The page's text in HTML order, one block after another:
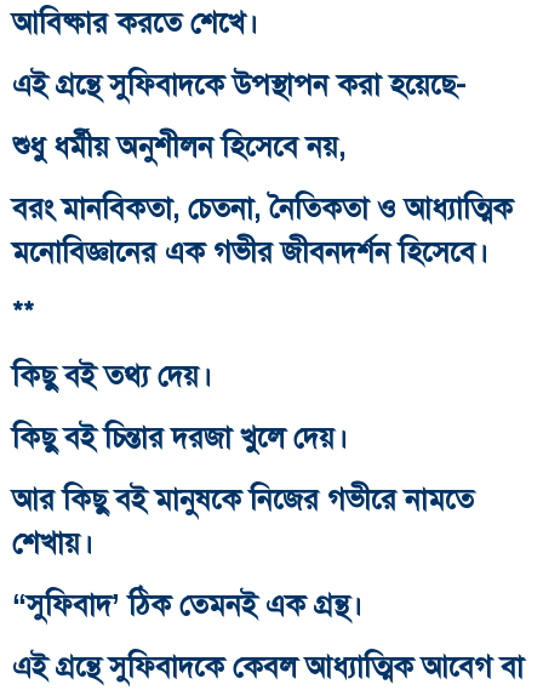
আবিষ্কার করতে শেখে।
এই গ্রন্থে সুফিবাদকে উপস্থাপন করা হয়েছে-
শুধু ধর্মীয় অনুশীলন হিসেবে নয়,
বরং মানবিকতা, চেতনা, নৈতিকতা ও আধ্যাত্মিক
মনোবিজ্ঞানের এক গভীর জীবনদর্শন হিসেবে।
**
কিছু বই তথ্য দেয়।
কিছু বই চিন্তার দরজা খুলে দেয়।
আর কিছু বই মানুষকে নিজের গভীরে নামতে
শেখায়।
“সুফিবাদ’ ঠিক তেমনই এক গ্রন্থ।
এই গ্রন্থে সুফিবাদকে কেবল আধ্যাত্মিক আবেগ বা